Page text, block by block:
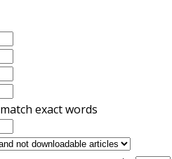
match exact words